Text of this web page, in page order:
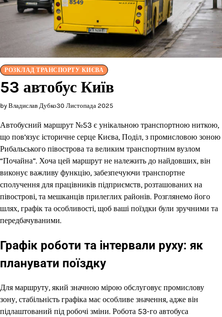
РОЗКЛАД ТРАНСПОРТУ КИЄВА
53 автобус Київ
by Владислав Дубко30 Листопада 2025
Автобусний маршрут №53 є унікальною транспортною ниткою,
що пов’язує історичне серце Києва, Поділ, з промисловою зоною
Рибальського півострова та великим транспортним вузлом
“Почайна”. Хоча цей маршрут не належить до найдовших, він
виконує важливу функцію, забезпечуючи транспортне
сполучення для працівників підприємств, розташованих на
півострові, та мешканців прилеглих районів. Розглянемо його
шлях, графік та особливості, щоб ваші поїздки були зручними та
передбачуваними.
Графік роботи та інтервали руху: як
планувати поїздку
Для маршруту, який значною мірою обслуговує промислову
зону, стабільність графіка має особливе значення, адже він
підлаштований під робочі зміни. Робота 53-го автобуса